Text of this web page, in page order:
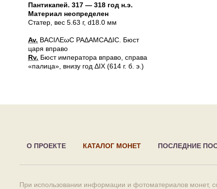
Пантикапей. 317 — 318 год н.э.
Материал неопределен
Статер , вес 5.63 г, d18.0 мм
Av. ΒΑCΙΛΕωC ΡΑΔΑΜCΑΔΙC. Бюст
царя вправо
Rv. Бюст императора вправо, справа
«палица», внизу год ΔΙΧ (614 г. б. э.)
О ПРОЕКТЕ КАТАЛОГ МОНЕТ ПОСЛЕДНИЕ
При использовании информации и фотоматериалов монет,